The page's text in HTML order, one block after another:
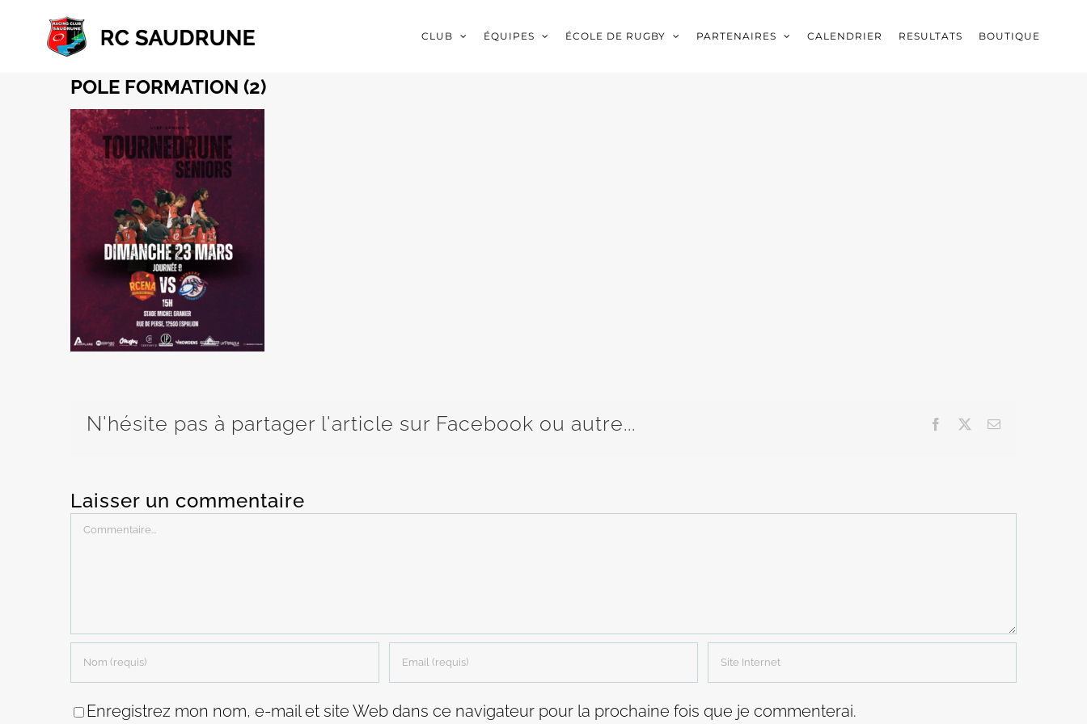
contenu
CLUB ÉQUIPES ÉCOLE DE RUGBY PARTENAIRES CALENDRIER RESULTATS BOUTIQUE
POLE FORMATION (2)
N'hésite pas à partager l'article sur Facebook ou autre... Facebook Email
Laisser un commentaire
Commentaire
Enregistrez mon nom, e-mail et site Web dans ce navigateur pour la prochaine fois que je commenterai.